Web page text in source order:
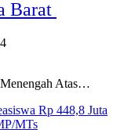
Barat
Atas…